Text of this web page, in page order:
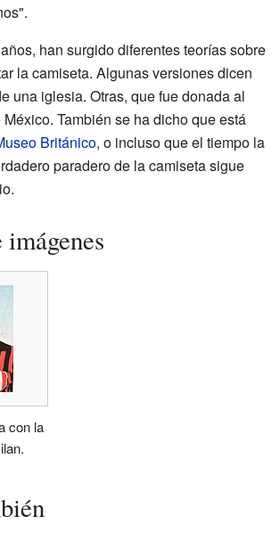
han surgido diferentes teorías sobre
la camiseta. Algunas versiones dicen
una iglesia. Otras, que fue donada al
México. También se ha dicho que está
Británico, o incluso que el tiempo la
paradero de la camiseta sigue
con la